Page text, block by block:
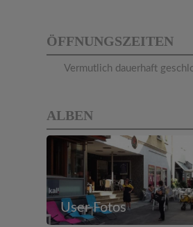
ÖFFNUNGSZEITEN
Vermutlich dauerhaft
ALBEN
User Fotos